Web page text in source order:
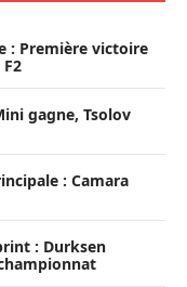
: Première victoire
gagne, Tsolov
: Camara
: Durksen